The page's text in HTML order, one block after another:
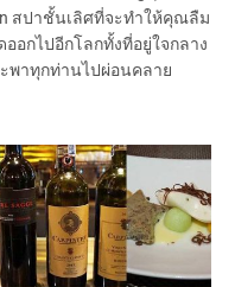
สปาชั้นเลิศที่จะทำให้คุณลืม
อกไปอีกโลกทั้งที่อยู่ใจกลาง
ะพาทุกท่านไปผ่อนคลาย